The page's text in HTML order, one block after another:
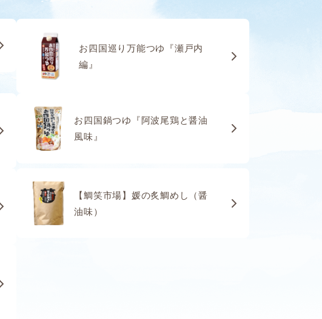
お四国巡り万能つゆ『瀬戸内
編』
お四国鍋つゆ『阿波尾鶏と醤油
風味』
【鯛笑市場】媛の炙鯛めし（醤
油味）